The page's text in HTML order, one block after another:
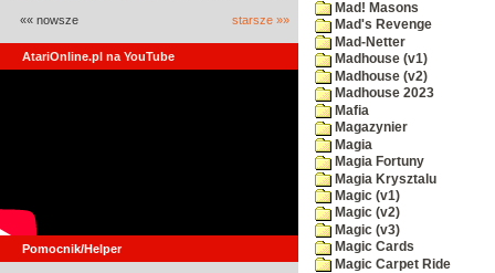
«« nowsze starsze »»
AtariOnline.pl na YouTube
Pomocnik/Helper
Mad! Masons
Mad's Revenge
Mad-Netter
Madhouse (v1)
Madhouse (v2)
Madhouse 2023
Mafia
Magazynier
Magia
Magia Fortuny
Magia Krysztalu
Magic (v1)
Magic (v2)
Magic (v3)
Magic Cards
Magic Carpet Ride